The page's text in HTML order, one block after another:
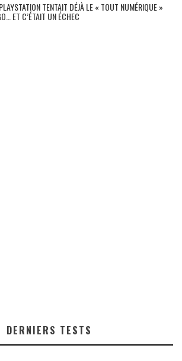
TENTAIT DÉJÀ LE « TOUT NUMÉRIQUE »
ET C’ÉTAIT UN ÉCHEC
DERNIERS TESTS